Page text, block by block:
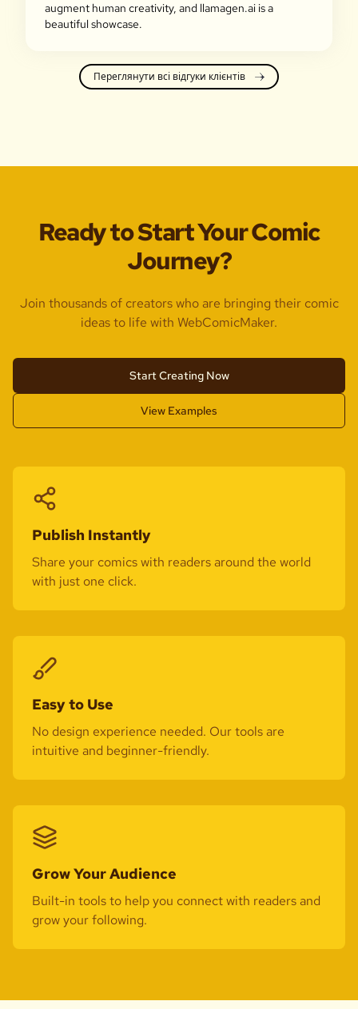
augment human creativity, and llamagen.ai is a
beautiful showcase.
Переглянути всі відгуки клієнтів
Ready to Start Your Comic
Journey?
Join thousands of creators who are bringing their comic
ideas to life with WebComicMaker.
Start Creating Now
View Examples
Publish Instantly
Share your comics with readers around the world
with just one click.
Easy to Use
No design experience needed. Our tools are
intuitive and beginner-friendly.
Grow Your Audience
Built-in tools to help you connect with readers and
grow your following.